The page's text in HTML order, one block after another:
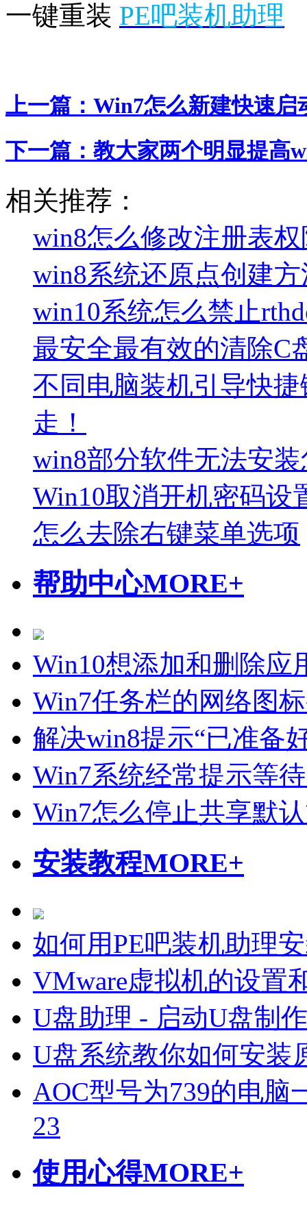
一键重装 PE吧装机助理
上一篇： Win7怎么新建快速启
下一篇： 教大家两个明显提高
相关推荐：
win8怎么修改注册表权
win8系统还原点创建方
win10系统怎么禁止
最安全最有效的清除C
不同电脑装机引导快
走！
win8部分软件无法安
Win10取消开机密码设
怎么去除右键菜单选项
帮助中心MORE+
Win10想添加和删除应
Win7任务栏的网络图
解决win8提示“已准备
Win7系统经常提示等
Win7怎么停止共享默
安装教程MORE+
如何用PE吧装机助理
VMware虚拟机的设置
U盘助理 - 启动U盘制
U盘系统教你如何安装
AOC型号为739的电脑
23
使用心得MORE+